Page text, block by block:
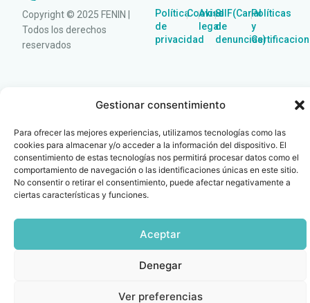
Gestionar consentimiento
Para ofrecer las mejores experiencias, utilizamos tecnologías como las
cookies para almacenar y/o acceder a la información del dispositivo. El
consentimiento de estas tecnologías nos permitirá procesar datos como el
comportamiento de navegación o las identificaciones únicas en este sitio.
No consentir o retirar el consentimiento, puede afectar negativamente a
ciertas características y funciones.
Aceptar
Denegar
Ver preferencias
Copyright © 2025 FENIN |
Todos los derechos
reservados
Política
de
privacidad
|Cookies
|Aviso
legal
|SIIF(Canal
de
denuncias)
|Políticas
y